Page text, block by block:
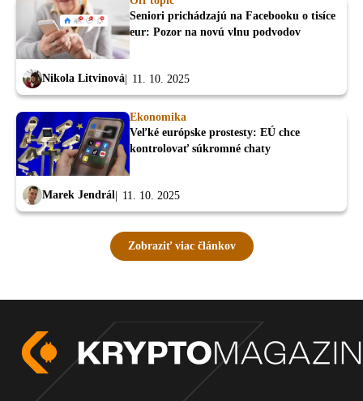
Seniori prichádzajú na Facebooku o tisíce
eur: Pozor na novú vlnu podvodov
Nikola Litvinová 11. 10. 2025
Ekonomika
Veľké európske prostesty: EÚ chce
kontrolovať súkromné chaty
Marek Jendrál 11. 10. 2025
Zobraziť viac článkov